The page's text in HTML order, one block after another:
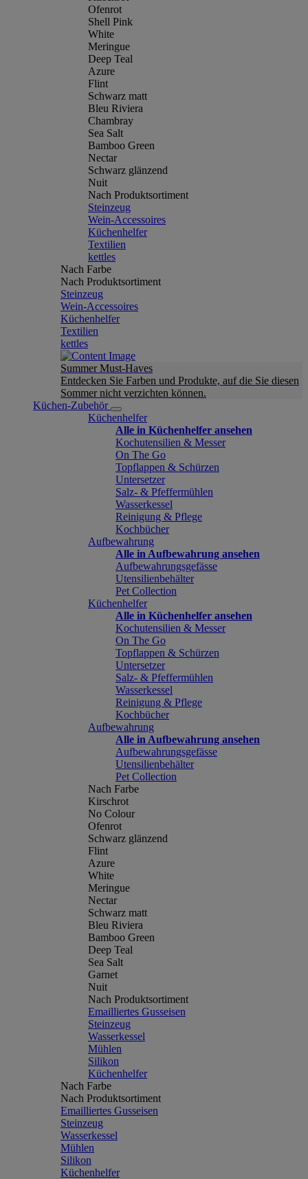
Ofenrot
Shell Pink
White
Meringue
Deep Teal
Azure
Flint
Schwarz matt
Bleu Riviera
Chambray
Sea Salt
Bamboo Green
Nectar
Schwarz glänzend
Nuit
Nach Produktsortiment
Steinzeug
Wein-Accessoires
Küchenhelfer
Textilien
kettles
Nach Farbe
Nach Produktsortiment
Steinzeug
Wein-Accessoires
Küchenhelfer
Textilien
kettles
Summer Must-Haves
Entdecken Sie Farben und Produkte, auf die Sie diesen
Sommer nicht verzichten können.
Küchen-Zubehör
Küchenhelfer
Alle in Küchenhelfer ansehen
Kochutensilien & Messer
On The Go
Topflappen & Schürzen
Untersetzer
Salz- & Pfeffermühlen
Wasserkessel
Reinigung & Pflege
Kochbücher
Aufbewahrung
Alle in Aufbewahrung ansehen
Aufbewahrungsgefässe
Utensilienbehälter
Pet Collection
Küchenhelfer
Alle in Küchenhelfer ansehen
Kochutensilien & Messer
On The Go
Topflappen & Schürzen
Untersetzer
Salz- & Pfeffermühlen
Wasserkessel
Reinigung & Pflege
Kochbücher
Aufbewahrung
Alle in Aufbewahrung ansehen
Aufbewahrungsgefässe
Utensilienbehälter
Pet Collection
Nach Farbe
Kirschrot
No Colour
Ofenrot
Schwarz glänzend
Flint
Azure
White
Meringue
Nectar
Schwarz matt
Bleu Riviera
Bamboo Green
Deep Teal
Sea Salt
Garnet
Nuit
Nach Produktsortiment
Emailliertes Gusseisen
Steinzeug
Wasserkessel
Mühlen
Silikon
Küchenhelfer
Nach Farbe
Nach Produktsortiment
Emailliertes Gusseisen
Steinzeug
Wasserkessel
Mühlen
Silikon
Küchenhelfer